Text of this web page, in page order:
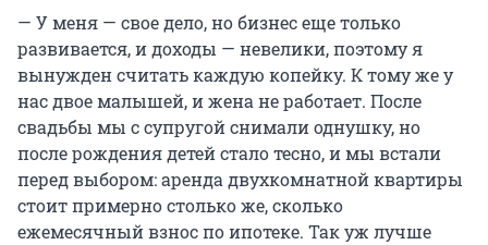
— У меня — свое дело, но бизнес еще только
развивается, и доходы — невелики, поэтому я
вынужден считать каждую копейку. К тому же у
нас двое малышей, и жена не работает. После
свадьбы мы с супругой снимали однушку, но
после рождения детей стало тесно, и мы встали
перед выбором: аренда двухкомнатной квартиры
стоит примерно столько же, сколько
ежемесячный взнос по ипотеке. Так уж лучше